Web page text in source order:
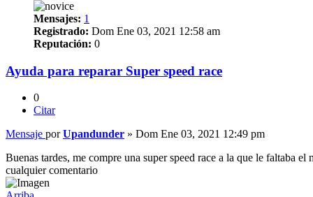
Mensajes: 1
Registrado: Dom Ene 03, 2021 12:58 am
Reputación: 0
Ayuda para reparar Super speed race
0
Citar
Mensaje porUpandunder » Dom Ene 03, 2021 12:49 pm
Buenas tardes, me compre una super speed race a la que le faltaba
cualquier comentario